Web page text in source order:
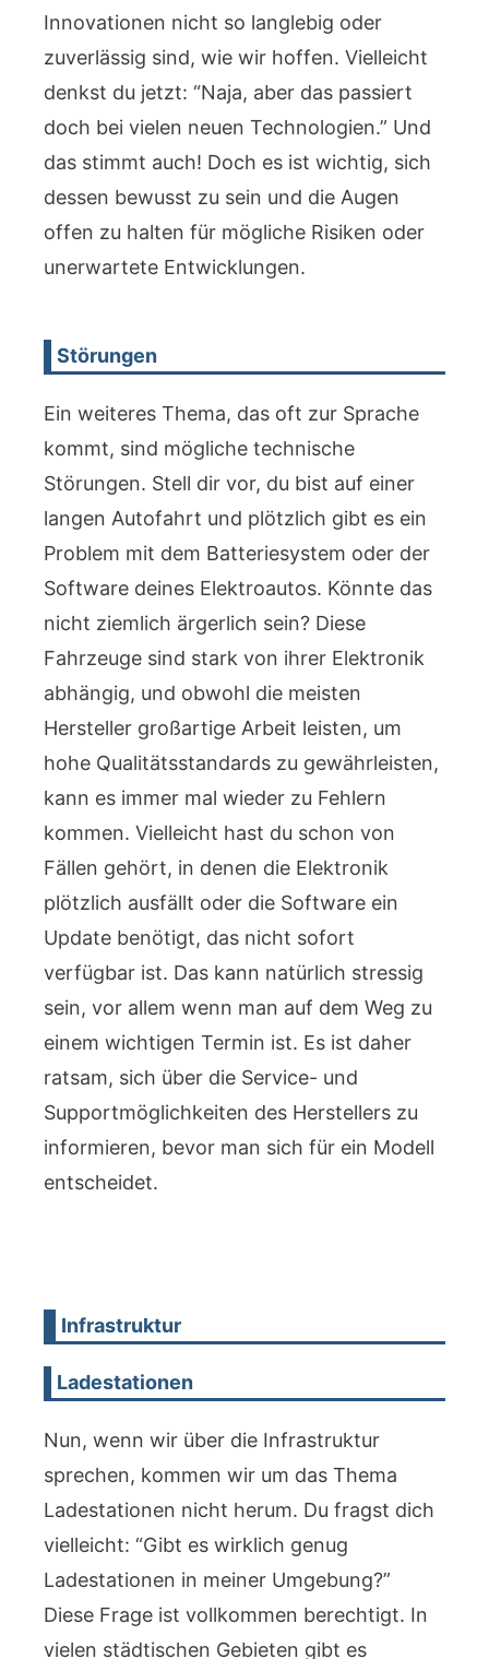
Innovationen nicht so langlebig oder
zuverlässig sind, wie wir hoffen. Vielleicht
denkst du jetzt: “Naja, aber das passiert
doch bei vielen neuen Technologien.” Und
das stimmt auch! Doch es ist wichtig, sich
dessen bewusst zu sein und die Augen
offen zu halten für mögliche Risiken oder
unerwartete Entwicklungen.
Störungen
Ein weiteres Thema, das oft zur Sprache
kommt, sind mögliche technische
Störungen. Stell dir vor, du bist auf einer
langen Autofahrt und plötzlich gibt es ein
Problem mit dem Batteriesystem oder der
Software deines Elektroautos. Könnte das
nicht ziemlich ärgerlich sein? Diese
Fahrzeuge sind stark von ihrer Elektronik
abhängig, und obwohl die meisten
Hersteller großartige Arbeit leisten, um
hohe Qualitätsstandards zu gewährleisten,
kann es immer mal wieder zu Fehlern
kommen. Vielleicht hast du schon von
Fällen gehört, in denen die Elektronik
plötzlich ausfällt oder die Software ein
Update benötigt, das nicht sofort
verfügbar ist. Das kann natürlich stressig
sein, vor allem wenn man auf dem Weg zu
einem wichtigen Termin ist. Es ist daher
ratsam, sich über die Service- und
Supportmöglichkeiten des Herstellers zu
informieren, bevor man sich für ein Modell
entscheidet.
Infrastruktur
Ladestationen
Nun, wenn wir über die Infrastruktur
sprechen, kommen wir um das Thema
Ladestationen nicht herum. Du fragst dich
vielleicht: “Gibt es wirklich genug
Ladestationen in meiner Umgebung?”
Diese Frage ist vollkommen berechtigt. In
vielen städtischen Gebieten gibt es